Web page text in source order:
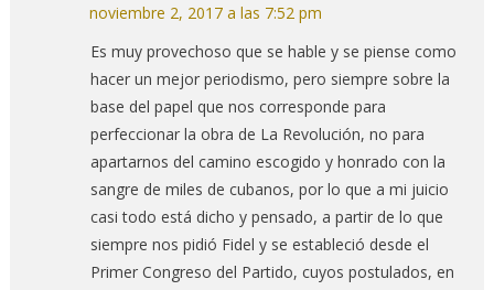
noviembre 2, 2017 a las 7:52 pm
Es muy provechoso que se hable y se piense como
hacer un mejor periodismo, pero siempre sobre la
base del papel que nos corresponde para
perfeccionar la obra de La Revolución, no para
apartarnos del camino escogido y honrado con la
sangre de miles de cubanos, por lo que a mi juicio
casi todo está dicho y pensado, a partir de lo que
siempre nos pidió Fidel y se estableció desde el
Primer Congreso del Partido, cuyos postulados, en